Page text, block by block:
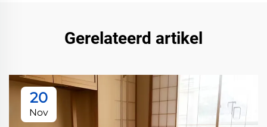
Gerelateerd artikel
20
Nov